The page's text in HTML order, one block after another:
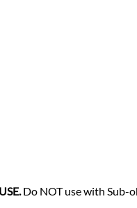
Do NOT use with Sub-